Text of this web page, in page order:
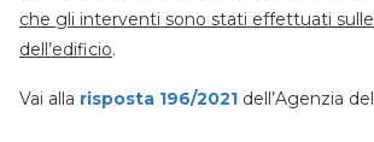
che gli interventi sono stati effettuati
dell’edificio.
Vai alla risposta 196/2021 dell’Agenzia